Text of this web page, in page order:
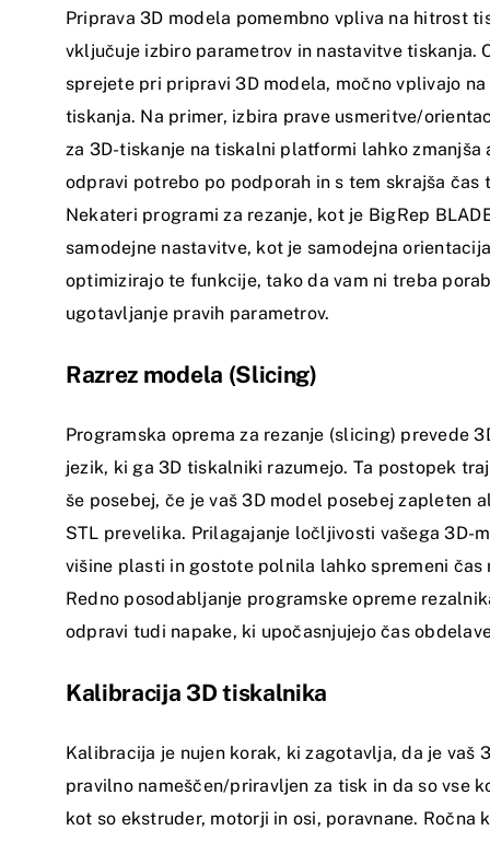
Priprava 3D modela pomembno vpliva na hitrost
vključuje izbiro parametrov in nastavitve tiskanja.
sprejete pri pripravi 3D modela, močno vplivajo
tiskanja. Na primer, izbira prave usmeritve/
za 3D-tiskanje na tiskalni platformi lahko zmanjša
odpravi potrebo po podporah in s tem skrajša čas
Nekateri programi za rezanje, kot je BigRep
samodejne nastavitve, kot je samodejna
optimizirajo te funkcije, tako da vam ni treba
ugotavljanje pravih parametrov.
Razrez modela (Slicing)
Programska oprema za rezanje (slicing) prevede
jezik, ki ga 3D tiskalniki razumejo. Ta postopek
še posebej, če je vaš 3D model posebej zapleten
STL prevelika. Prilagajanje ločljivosti vašega 3D-
višine plasti in gostote polnila lahko spremeni čas
Redno posodabljanje programske opreme
odpravi tudi napake, ki upočasnjujejo čas
Kalibracija 3D tiskalnika
Kalibracija je nujen korak, ki zagotavlja, da je vaš
pravilno nameščen/priravljen za tisk in da so vse
kot so ekstruder, motorji in osi, poravnane. Ročna